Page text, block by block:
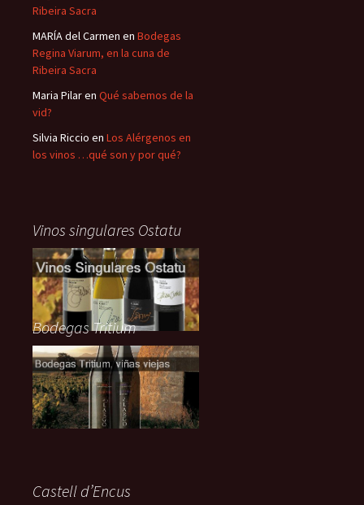
Ribeira Sacra
MARÍA del Carmen en Bodegas
Regina Viarum, en la cuna de
Ribeira Sacra
Maria Pilaren Qué sabemos de la
vid?
Silvia Riccio en Los Alérgenos en
los vinos …qué son y por qué?
Vinos singulares Ostatu
Bodegas Tritium
Castell d’Encus